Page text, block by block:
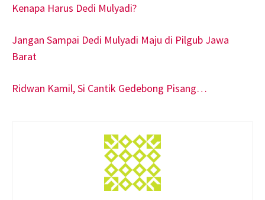
Kenapa Harus Dedi Mulyadi?
Jangan Sampai Dedi Mulyadi Maju di Pilgub Jawa
Barat
Ridwan Kamil, Si Cantik Gedebong Pisang…